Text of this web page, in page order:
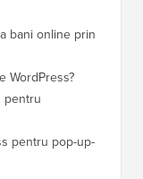
bani online prin
pentru